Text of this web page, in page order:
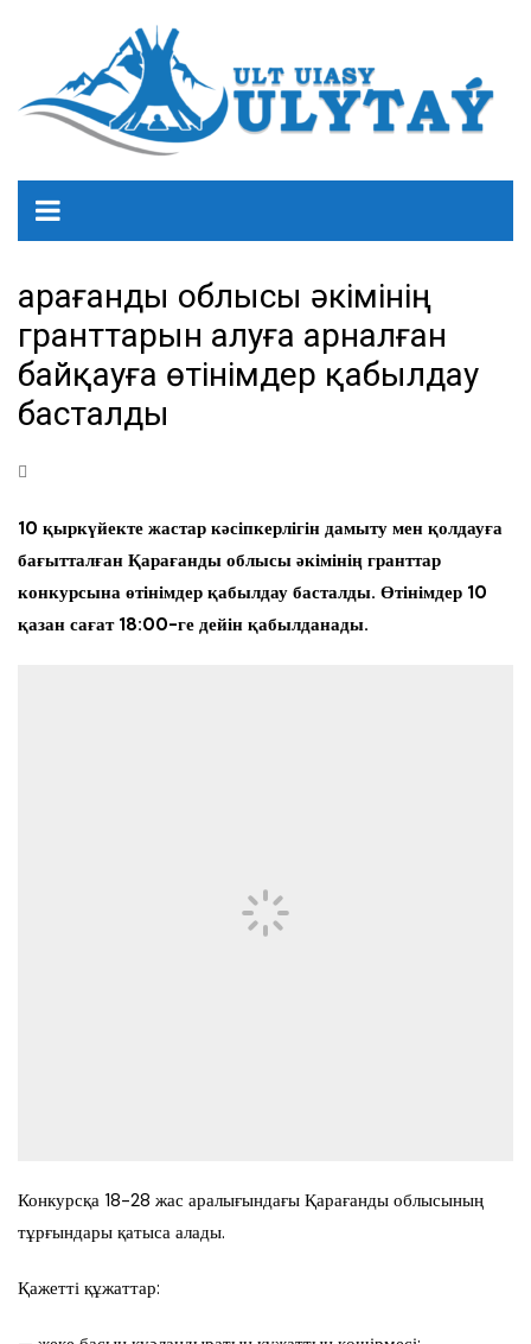
Қарағанды облысы әкімінің
гранттарын алуға арналған
байқауға өтінімдер қабылдау
басталды
10 қыркүйекте жастар кәсіпкерлігін дамыту мен қолдауға
бағытталған Қарағанды облысы әкімінің гранттар
конкурсына өтінімдер қабылдау басталды. Өтінімдер 10
қазан сағат 18:00-ге дейін қабылданады.
Конкурсқа 18-28 жас аралығындағы Қарағанды облысының
тұрғындары қатыса алады.
Қажетті құжаттар: